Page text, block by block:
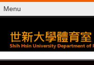
Skip
to
content
Menu
世新大學體育室